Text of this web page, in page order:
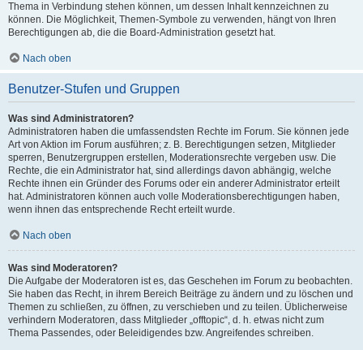
Thema in Verbindung stehen können, um dessen Inhalt kennzeichnen zu
können. Die Möglichkeit, Themen-Symbole zu verwenden, hängt von Ihren
Berechtigungen ab, die die Board-Administration gesetzt hat.
Nach oben
Benutzer-Stufen und Gruppen
Was sind Administratoren?
Administratoren haben die umfassendsten Rechte im Forum. Sie können jede
Art von Aktion im Forum ausführen; z. B. Berechtigungen setzen, Mitglieder
sperren, Benutzergruppen erstellen, Moderationsrechte vergeben usw. Die
Rechte, die ein Administrator hat, sind allerdings davon abhängig, welche
Rechte ihnen ein Gründer des Forums oder ein anderer Administrator erteilt
hat. Administratoren können auch volle Moderationsberechtigungen haben,
wenn ihnen das entsprechende Recht erteilt wurde.
Nach oben
Was sind Moderatoren?
Die Aufgabe der Moderatoren ist es, das Geschehen im Forum zu beobachten.
Sie haben das Recht, in ihrem Bereich Beiträge zu ändern und zu löschen und
Themen zu schließen, zu öffnen, zu verschieben und zu teilen. Üblicherweise
verhindern Moderatoren, dass Mitglieder „offtopic“, d. h. etwas nicht zum
Thema Passendes, oder Beleidigendes bzw. Angreifendes schreiben.